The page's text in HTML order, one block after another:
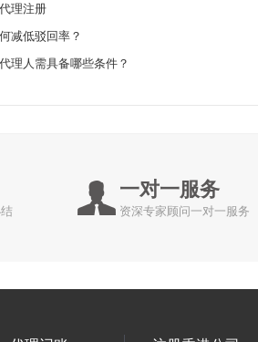
理注册
减低驳回率？
理人需具备哪些条件？
一对一服务
资深专家顾问一对一服务